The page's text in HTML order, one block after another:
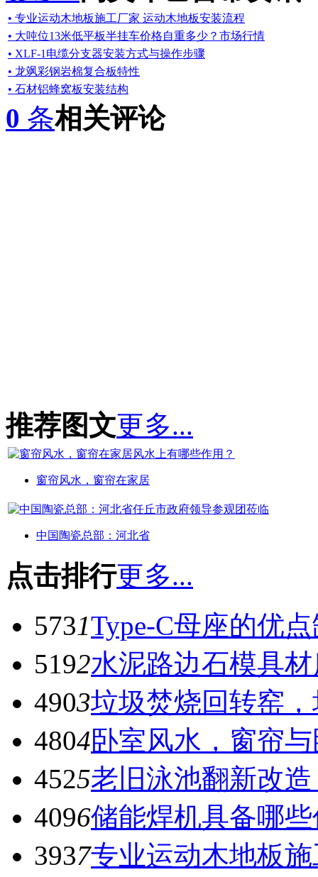
• 专业运动木地板施工厂家 运动木地板安装流程
• 大吨位13米低平板半挂车价格自重多少？市场行情
• XLF-1电缆分支器安装方式与操作步骤
• 龙飒彩钢岩棉复合板特性
• 石材铝蜂窝板安装结构
0 条相关评论
推荐图文更多...
窗帘风水，窗帘在家居
中国陶瓷总部：河北省
点击排行更多...
5731Type-C母座的优
5192水泥路边石模具
4903垃圾焚烧回转窑
4804卧室风水，窗帘
4525老旧泳池翻新改
4096储能焊机具备哪
3937专业运动木地板